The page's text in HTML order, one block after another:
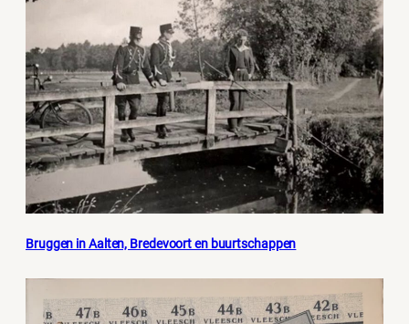
Bruggen in Aalten, Bredevoort en buurtschappen